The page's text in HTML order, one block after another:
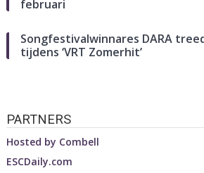
februari
Songfestivalwinnares DARA
tijdens ‘VRT Zomerhit’
PARTNERS
Hosted by Combell
ESCDaily.com